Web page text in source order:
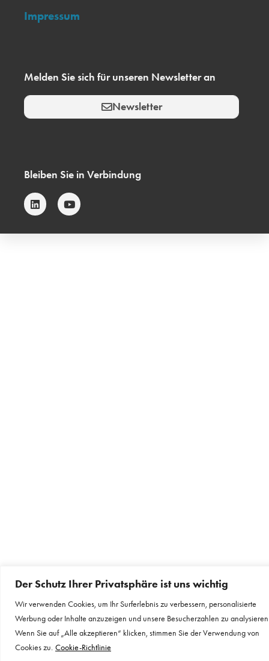
Der Schutz Ihrer Privatsphäre ist uns wichtig
Wir verwenden Cookies, um Ihr Surferlebnis zu verbessern, personalisierte
Werbung oder Inhalte anzuzeigen und unsere Besucherzahlen zu
Wenn Sie auf „Alle akzeptieren“ klicken, stimmen Sie der Verwendung von
Cookies zu. Cookie-Richtlinie
Impressum
Melden Sie sich für unseren Newsletter an
Newsletter
Bleiben Sie in Verbindung